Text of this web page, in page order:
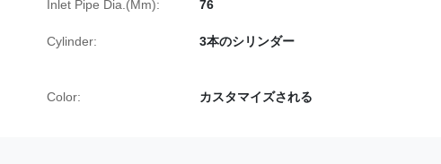
Inlet Pipe Dia.(Mm): 76
Cylinder: 3本のシリンダー
Color: カスタマイズされる